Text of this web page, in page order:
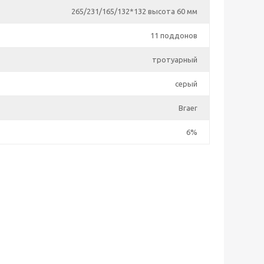
265/231/165/132*132 высота 60 мм
11 поддонов
тротуарный
серый
Braer
6%